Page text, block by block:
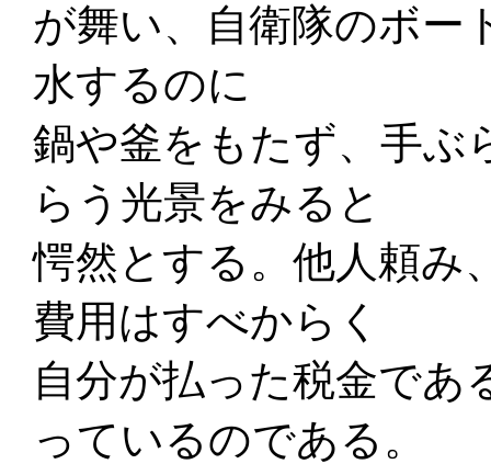
が舞い、自衛隊のボー
水するのに
鍋や釜をもたず、手ぶ
らう光景をみると
愕然とする。他人頼み
費用はすべからく
自分が払った税金であ
っているのである。